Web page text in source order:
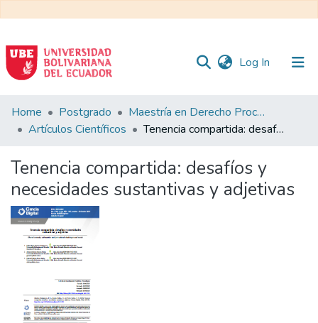
Log In (current)
Communities
&
All of DSpace
Statistics
Home Postgrado
Maestría en Derecho Procesal
Artículos Científicos
Tenencia compartida: desafíos y necesidades sustantivas y adjetivas
Tenencia compartida: desafíos y
necesidades sustantivas y adjetivas